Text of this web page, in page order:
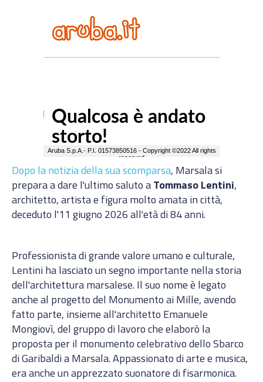
Dopo la notizia della sua scomparsa, Marsala si
prepara a dare l'ultimo saluto aTommaso Lentini,
architetto, artista e figura molto amata in città,
deceduto l'11 giugno 2026 all'età di 84 anni.
Professionista di grande valore umano e culturale,
Lentini ha lasciato un segno importante nella storia
dell'architettura marsalese. Il suo nome è legato
anche al progetto del Monumento ai Mille, avendo
fatto parte, insieme all'architetto Emanuele
Mongiovì, del gruppo di lavoro che elaborò la
proposta per il monumento celebrativo dello Sbarco
di Garibaldi a Marsala. Appassionato di arte e musica,
era anche un apprezzato suonatore di fisarmonica.